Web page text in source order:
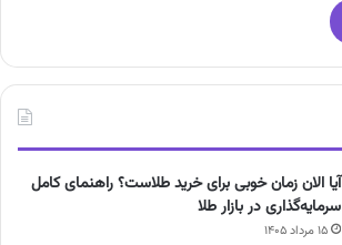
آیا الان زمان خوبی برای خرید طلاست؟ راهنمای کامل
سرمایه‌گذاری در بازار طلا
۱۵ مرداد ۱۴۰۵